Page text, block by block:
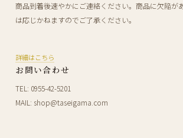
商品到着後速やかにご連絡ください。商品に欠陥が
は応じかねますのでご了承ください。
詳細はこちら
お問い合わせ
TEL: 0955-42-5201
MAIL: shop@taseigama.com